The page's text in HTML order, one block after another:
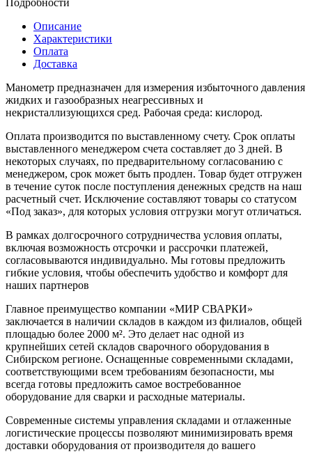
Описание
Характеристики
Оплата
Доставка
Манометр предназначен для измерения избыточного давления
жидких и газообразных неагрессивных и
некристаллизующихся сред. Рабочая среда: кислород.
Оплата производится по выставленному счету. Срок оплаты
выставленного менеджером счета составляет до 3 дней. В
некоторых случаях, по предварительному согласованию с
менеджером, срок может быть продлен. Товар будет отгружен
в течение суток после поступления денежных средств на наш
расчетный счет. Исключение составляют товары со статусом
«Под заказ», для которых условия отгрузки могут отличаться.
В рамках долгосрочного сотрудничества условия оплаты,
включая возможность отсрочки и рассрочки платежей,
согласовываются индивидуально. Мы готовы предложить
гибкие условия, чтобы обеспечить удобство и комфорт для
наших партнеров
Главное преимущество компании «МИР СВАРКИ»
заключается в наличии складов в каждом из филиалов, общей
площадью более 2000 м². Это делает нас одной из
крупнейших сетей складов сварочного оборудования в
Сибирском регионе. Оснащенные современными складами,
соответствующими всем требованиям безопасности, мы
всегда готовы предложить самое востребованное
оборудование для сварки и расходные материалы.
Современные системы управления складами и отлаженные
логистические процессы позволяют минимизировать время
доставки оборудования от производителя до вашего